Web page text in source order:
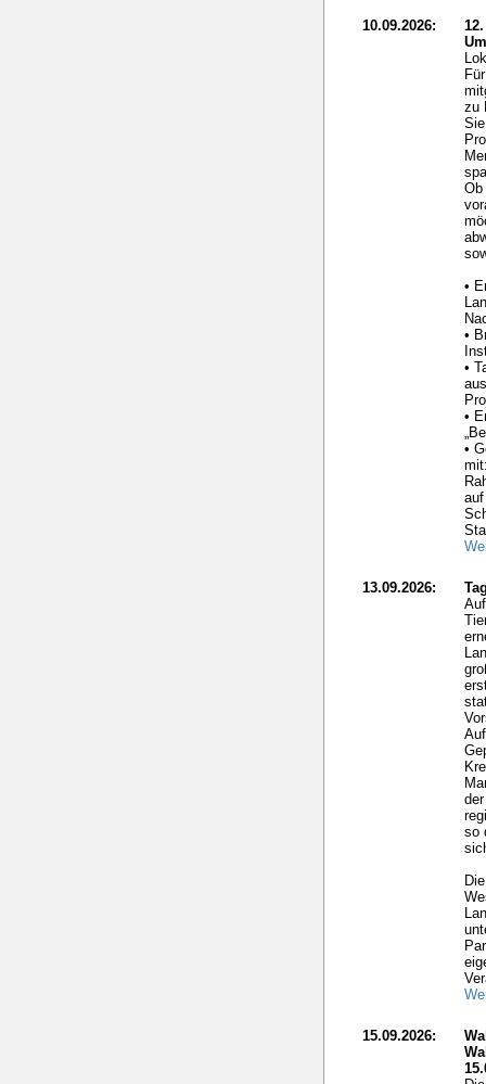
10.09.2026:
zu
•
•
•
•
•
13.09.2026:
so
15.09.2026: